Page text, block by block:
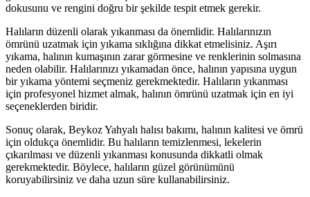
dokusunu ve rengini doğru bir şekilde tespit etmek gerekir.
Halıların düzenli olarak yıkanması da önemlidir. Halılarınızın
ömrünü uzatmak için yıkama sıklığına dikkat etmelisiniz. Aşırı
yıkama, halının kumaşının zarar görmesine ve renklerinin solmasına
neden olabilir. Halılarınızı yıkamadan önce, halının yapısına uygun
bir yıkama yöntemi seçmeniz gerekmektedir. Halıların yıkanması
için profesyonel hizmet almak, halının ömrünü uzatmak için en iyi
seçeneklerden biridir.
Sonuç olarak, Beykoz Yahyalı halısı bakımı, halının kalitesi ve ömrü
için oldukça önemlidir. Bu halıların temizlenmesi, lekelerin
çıkarılması ve düzenli yıkanması konusunda dikkatli olmak
gerekmektedir. Böylece, halıların güzel görünümünü
koruyabilirsiniz ve daha uzun süre kullanabilirsiniz.